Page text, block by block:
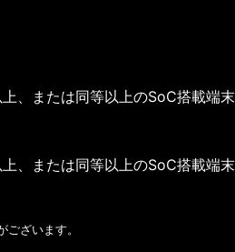
、または同等以上のSoC搭載端末
、または同等以上のSoC搭載端末
ざいます。